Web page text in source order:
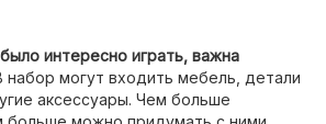
интересно играть, важна
набор могут входить мебель, детали
аксессуары. Чем больше